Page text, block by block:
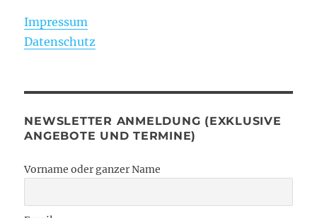
Impressum
Datenschutz
NEWSLETTER ANMELDUNG (EXKLUSIVE
ANGEBOTE UND TERMINE)
Vorname oder ganzer Name